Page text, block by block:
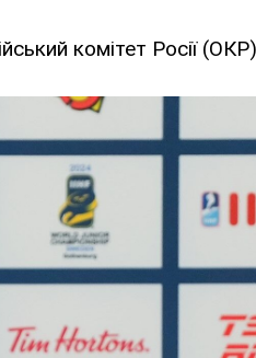
комітет Росії